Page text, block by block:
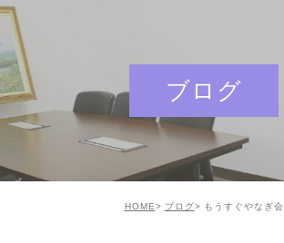
ブログ
HOME ブログ もうすぐやなぎ会